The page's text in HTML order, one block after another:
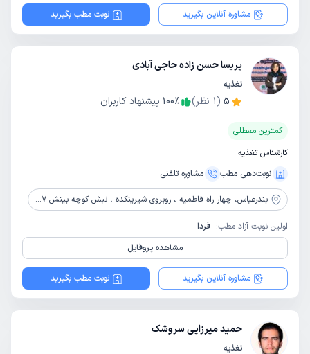
مشاوره آنلاین بگیرید نوبت مطب بگیرید
پریسا حسن زاده حاجی آبادی
تغذیه
5
(
1 نظر) 100٪ پیشنهاد کاربران
کمترین معطلی
کارشناس تغذیه
نوبت‌دهی مطب
مشاوره‌ تلفنی
بندرعباس، چهار راه فاطمیه ، روبروی شیرینکده ، نبش کوچه بینش 7 ، ساختمان مارال ، طبقه 6 واحد 19
اولین نوبت آزاد مطب: فردا
مشاهده پروفایل
مشاوره آنلاین بگیرید نوبت مطب بگیرید
حمید میرزایی سروشک
تغذیه